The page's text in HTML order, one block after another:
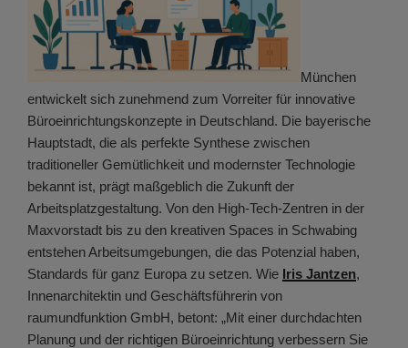
München
entwickelt sich zunehmend zum Vorreiter für innovative
Büroeinrichtungskonzepte in Deutschland. Die bayerische
Hauptstadt, die als perfekte Synthese zwischen
traditioneller Gemütlichkeit und modernster Technologie
bekannt ist, prägt maßgeblich die Zukunft der
Arbeitsplatzgestaltung. Von den High-Tech-Zentren in der
Maxvorstadt bis zu den kreativen Spaces in Schwabing
entstehen Arbeitsumgebungen, die das Potenzial haben,
Standards für ganz Europa zu setzen. Wie Iris Jantzen,
Innenarchitektin und Geschäftsführerin von
raumundfunktion GmbH, betont: „Mit einer durchdachten
Planung und der richtigen Büroeinrichtung verbessern Sie